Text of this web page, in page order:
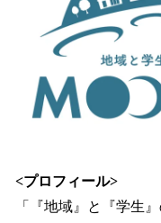
<プロフィール>
「『地域』と『学生